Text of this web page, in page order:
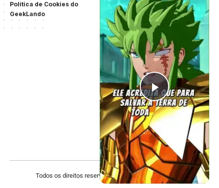
Play
Política de Cookies do
GeekLando
Séries
Games
K-Drama/K-Pop
Notícias
Tecnologia
Críticas
Quadrinhos
Listas
Todos os direitos reservados. Criado por Acewebsites